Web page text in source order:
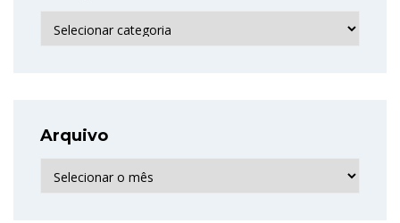
Categorias
Arquivo
Arquivo